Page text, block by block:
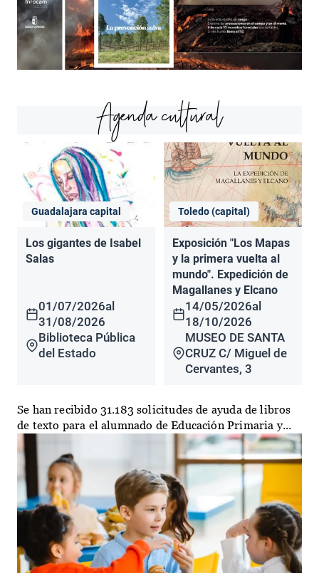
Agenda cultural
Guadalajara capital
Los gigantes de Isabel
Salas
01/07/2026al
31/08/2026
Biblioteca Pública
del Estado
Toledo (capital)
Exposición "Los Mapas
y la primera vuelta al
mundo". Expedición de
Magallanes y Elcano
14/05/2026al
18/10/2026
MUSEO DE SANTA
CRUZ C/ Miguel de
Cervantes, 3
Se han recibido 31.183 solicitudes de ayuda de libros
de texto para el alumnado de Educación Primaria y...